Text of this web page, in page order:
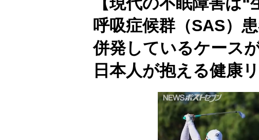
呼吸症候群（SAS）
併発しているケース
日本人が抱える健康